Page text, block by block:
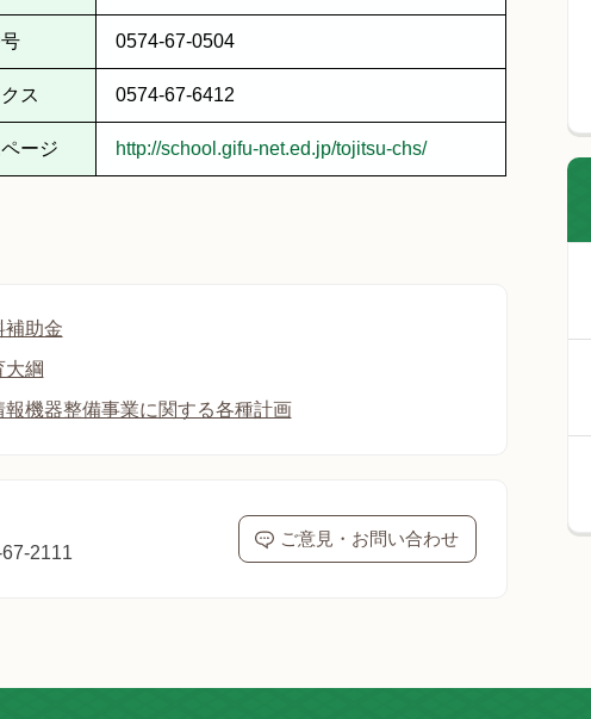
0574-67-0504
ス 0574-67-6412
ージ http://school.gifu-net.ed.jp/tojitsu-chs/
補助金
大綱
報機器整備事業に関する各種計画
2111
ご意見・お問い合わせ